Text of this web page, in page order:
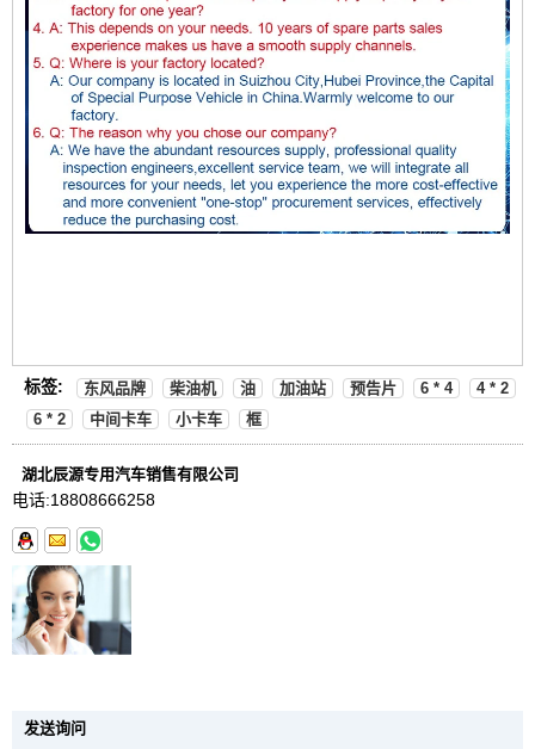
标签: 东风品牌 柴油机 油 加油站 预告片 6 * 4
4 * 2
6 * 2
中间卡车 小卡车 框
湖北辰源专用汽车销售有限公司
电话:18808666258
发送询问